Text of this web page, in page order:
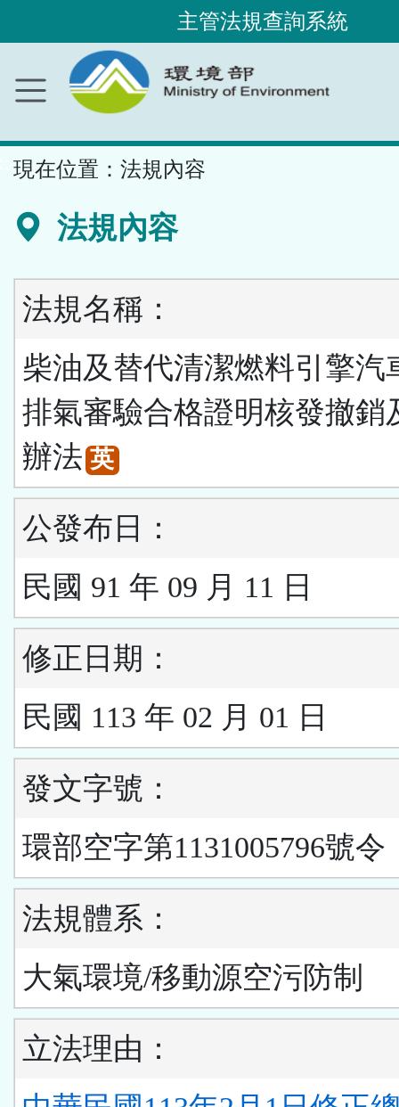
內
容
主管法規查詢系統
現在位置： 法規內容
法規內容
法規名稱：
柴油及替代清潔燃料引擎汽
排氣審驗合格證明核發撤銷
辦法 英
公發布日：
民國 91 年 09 月 11 日
修正日期：
民國 113 年 02 月 01 日
發文字號：
環部空字第1131005796號令
法規體系：
大氣環境/移動源空污防制
立法理由：